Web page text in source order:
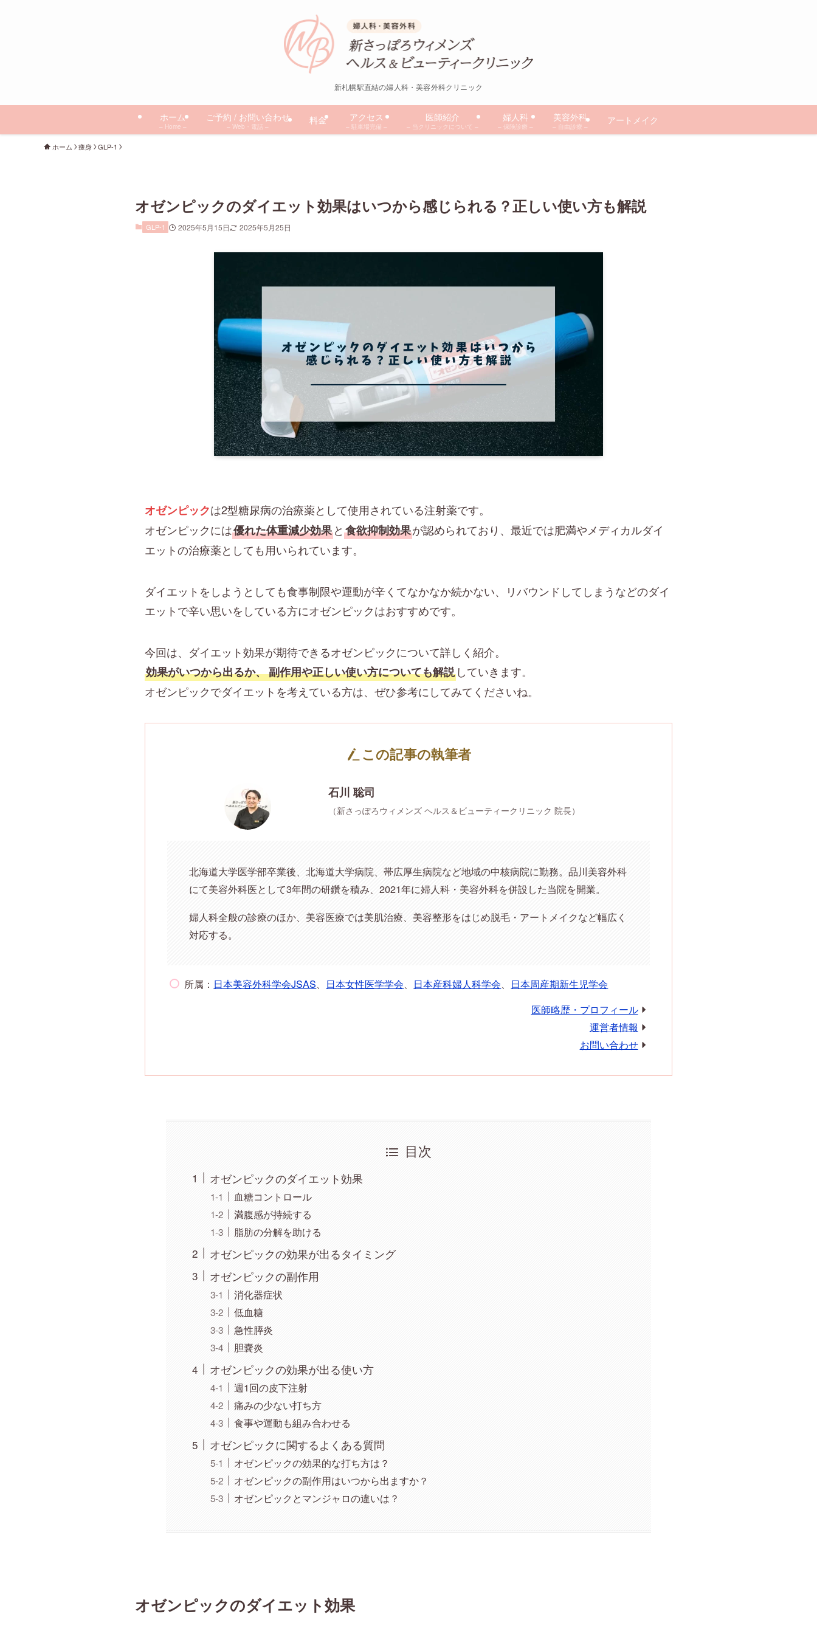
新札幌駅直結の婦人科・美容外科クリニック
ホーム
– Home –
ご予約 / お問い合わせ
– Web・電話 –
料金 アクセス
– 駐車場完備 –
医師紹介
– 当クリニックについて –
婦人科
– 保険診療 –
美容外科
– 自由診療 –
アートメイク
ホーム 痩身 GLP-1
オゼンピックのダイエット効果はいつから感じられる？正しい使い方も解説
GLP-1 2025年5月15日 2025年5月25日
オゼンピックは2型糖尿病の治療薬として使用されている注射薬です。
オゼンピックには優れた体重減少効果と 食欲抑制効果が認められており、最近では肥満やメディカルダイ
エットの治療薬としても用いられています。
ダイエットをしようとしても食事制限や運動が辛くてなかなか続かない、リバウンドしてしまうなどのダイ
エットで辛い思いをしている方にオゼンピックはおすすめです。
今回は、ダイエット効果が期待できるオゼンピックについて詳しく紹介。
効果がいつから出るか、副作用や正しい使い方についても解説 していきます。
オゼンピックでダイエットを考えている方は、ぜひ参考にしてみてくださいね。
この記事の執筆者
石川 聡司
（新さっぽろウィメンズ ヘルス＆ビューティークリニック 院長）
北海道大学医学部卒業後、北海道大学病院、帯広厚生病院など地域の中核病院に勤務。品川美容外科
にて美容外科医として3年間の研鑽を積み、2021年に婦人科・美容外科を併設した当院を開業。
婦人科全般の診療のほか、美容医療では美肌治療、美容整形をはじめ脱毛・アートメイクなど幅広く
対応する。
所属： 日本美容外科学会JSAS 日本女性医学学会 日本産科婦人科学会
日本周産期新生児学会
医師略歴・プロフィール
運営者情報
お問い合わせ
目次
オゼンピックのダイエット効果
血糖コントロール
満腹感が持続する
脂肪の分解を助ける
オゼンピックの効果が出るタイミング
オゼンピックの副作用
消化器症状
低血糖
急性膵炎
胆嚢炎
オゼンピックの効果が出る使い方
週1回の皮下注射
痛みの少ない打ち方
食事や運動も組み合わせる
オゼンピックに関するよくある質問
オゼンピックの効果的な打ち方は？
オゼンピックの副作用はいつから出ますか？
オゼンピックとマンジャロの違いは？
オゼンピックのダイエット効果